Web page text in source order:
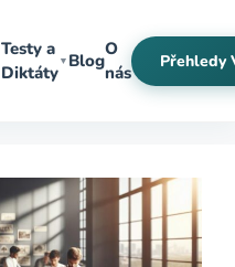
Testy a
Diktáty
▼ Blog
O
nás
Přehledy